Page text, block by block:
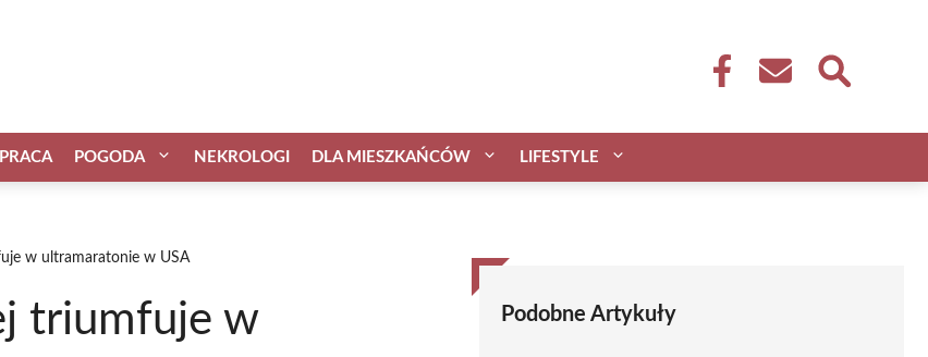
PRACA POGODA NEKROLOGI DLA MIESZKAŃCÓW LIFESTYLE
w ultramaratonie w USA
triumfuje w
Podobne Artykuły